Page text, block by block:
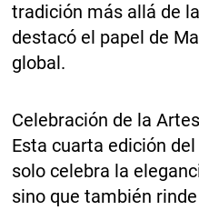
tradición más allá de
destacó el papel de
global.
Celebración de la
Esta cuarta edición
solo celebra la
sino que también